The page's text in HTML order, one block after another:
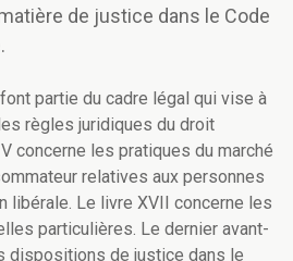
de justice dans le Code
partie du cadre légal qui vise à
règles juridiques du droit
concerne les pratiques du marché
relatives aux personnes
libérale. Le livre XVII concerne les
particulières. Le dernier avant-
dispositions de justice dans le